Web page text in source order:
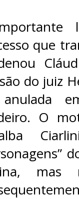
que
do juiz
O